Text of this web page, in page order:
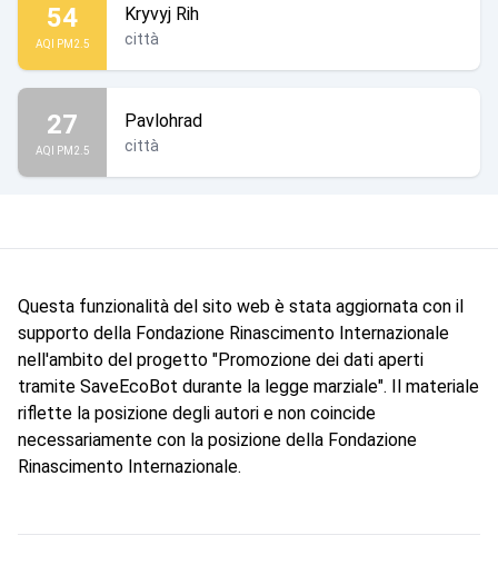
54
AQI PM2.5
Kryvyj Rih
città
27
AQI PM2.5
Pavlohrad
città
Questa funzionalità del sito web è stata aggiornata con il
supporto della Fondazione Rinascimento Internazionale
nell'ambito del progetto "Promozione dei dati aperti
tramite SaveEcoBot durante la legge marziale". Il materiale
riflette la posizione degli autori e non coincide
necessariamente con la posizione della Fondazione
Rinascimento Internazionale.